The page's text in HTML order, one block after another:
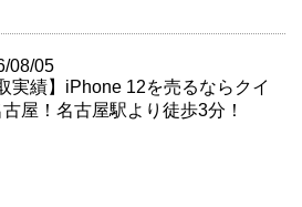
08/05
実績】iPhone 12を売るならクイ
屋！名古屋駅より徒歩3分！